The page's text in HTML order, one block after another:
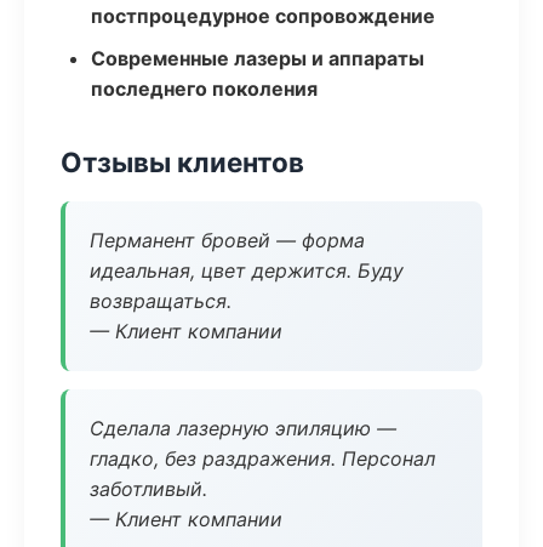
постпроцедурное сопровождение
Современные лазеры и аппараты
последнего поколения
Отзывы клиентов
Перманент бровей — форма
идеальная, цвет держится. Буду
возвращаться.
— Клиент компании
Сделала лазерную эпиляцию —
гладко, без раздражения. Персонал
заботливый.
— Клиент компании